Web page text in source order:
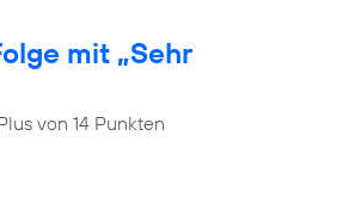
mit „Sehr
von 14 Punkten